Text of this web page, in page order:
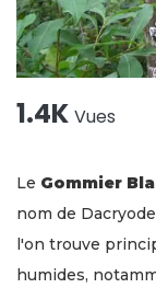
1.4K Vues
Le Gommier
nom de
l'on trouve
humides,